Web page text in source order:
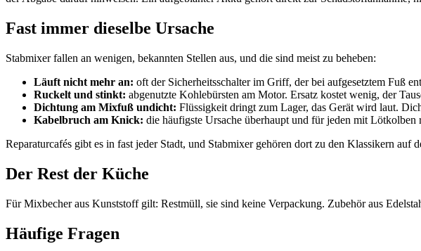
Fast immer dieselbe Ursache
Stabmixer fallen an wenigen, bekannten Stellen aus, und die sind meist zu beheben:
Läuft nicht mehr an: oft der Sicherheitsschalter im Griff, der bei aufgesetztem Fuß
Ruckelt und stinkt: abgenutzte Kohlebürsten am Motor. Ersatz kostet wenig, der
Dichtung am Mixfuß undicht: Flüssigkeit dringt zum Lager, das Gerät wird laut.
Kabelbruch am Knick: die häufigste Ursache überhaupt und für jeden mit Lötkolben
Reparaturcafés gibt es in fast jeder Stadt, und Stabmixer gehören dort zu den Klassikern
Der Rest der Küche
Für Mixbecher aus Kunststoff gilt: Restmüll, sie sind keine Verpackung. Zubehör aus
Häufige Fragen